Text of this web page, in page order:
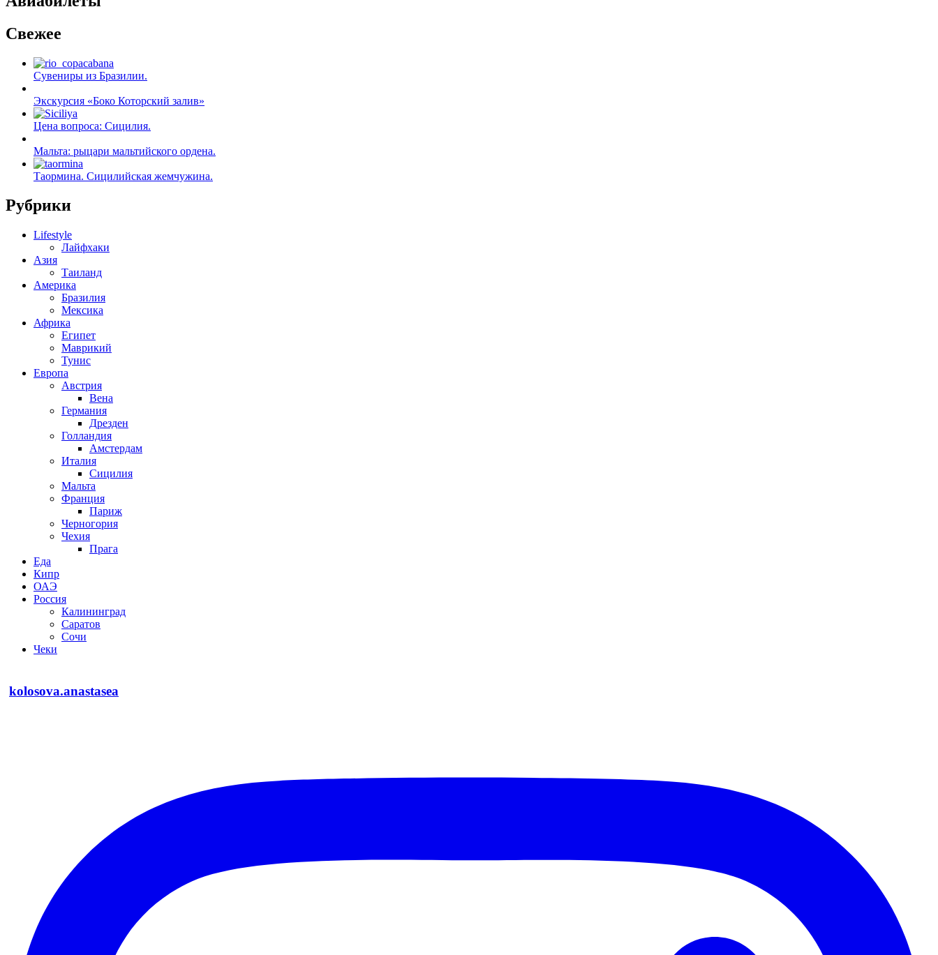
Свежее
Сувениры из Бразилии.
Экскурсия «Боко Которский залив»
Цена вопроса: Сицилия.
Мальта: рыцари мальтийского ордена.
Таормина. Сицилийская жемчужина.
Рубрики
Lifestyle
Лайфхаки
Азия
Таиланд
Америка
Бразилия
Мексика
Африка
Египет
Маврикий
Тунис
Европа
Австрия
Вена
Германия
Дрезден
Голландия
Амстердам
Италия
Сицилия
Мальта
Франция
Париж
Черногория
Чехия
Прага
Еда
Кипр
ОАЭ
Россия
Калининград
Саратов
Сочи
Чеки
kolosova.anastasea